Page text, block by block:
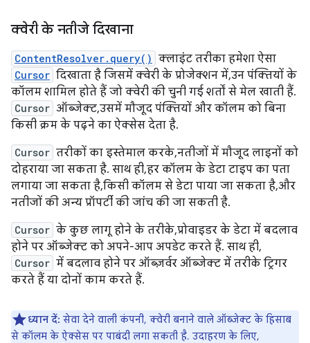
क्वेरी के नतीजे दिखाना
ContentResolver.query() क्लाइंट तरीका हमेशा ऐसा
Cursor दिखाता है जिसमें क्वेरी के प्रोजेक्शन में, उन पंक्तियों के
कॉलम शामिल होते हैं जो क्वेरी की चुनी गई शर्तों से मेल खाती हैं.
Cursor ऑब्जेक्ट, उसमें मौजूद पंक्तियों और कॉलम को बिना
किसी क्रम के पढ़ने का ऐक्सेस देता है.
Cursor तरीकों का इस्तेमाल करके, नतीजों में मौजूद लाइनों को
दोहराया जा सकता है. साथ ही, हर कॉलम के डेटा टाइप का पता
लगाया जा सकता है, किसी कॉलम से डेटा पाया जा सकता है, और
नतीजों की अन्य प्रॉपर्टी की जांच की जा सकती है.
Cursor के कुछ लागू होने के तरीके, प्रोवाइडर के डेटा में बदलाव
होने पर ऑब्जेक्ट को अपने-आप अपडेट करते हैं. साथ ही,
Cursor में बदलाव होने पर ऑब्ज़र्वर ऑब्जेक्ट में तरीके ट्रिगर
करते हैं या दोनों काम करते हैं.
ध्यान दें: सेवा देने वाली कंपनी, क्वेरी बनाने वाले ऑब्जेक्ट के हिसाब
से कॉलम के ऐक्सेस पर पाबंदी लगा सकती है. उदाहरण के लिए,